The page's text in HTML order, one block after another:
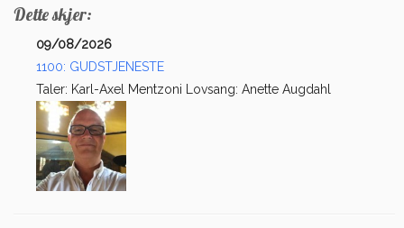
Dette skjer:
09/08/2026
1100: GUDSTJENESTE
Taler: Karl-Axel Mentzoni Lovsang: Anette Augdahl